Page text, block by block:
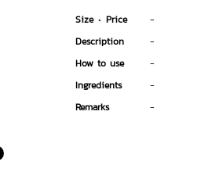
Size Price
-
Description
-
How to use
-
Ingredients
-
Remarks
-